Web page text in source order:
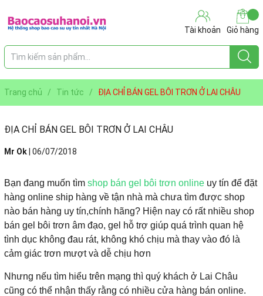
Tài khoản Giỏ hàng
Trang chủ / Tin tức / ĐỊA CHỈ BÁN GEL BÔI TRƠN Ở LAI CHÂU
ĐỊA CHỈ BÁN GEL BÔI TRƠN Ở LAI CHÂU
Mr Ok 06/07/2018
Bạn đang muốn tìm shop bán gel bôi trơn online uy tín để đặt
hàng online ship hàng về tận nhà mà chưa tìm được shop
nào bán hàng uy tín,chính hãng? Hiện nay có rất nhiều shop
bán gel bôi trơn âm đạo, gel hỗ trợ giúp quá trình quan hệ
tình dục không đau rát, không khó chịu mà thay vào đó là
cảm giác trơn mượt và dễ chịu hơn
Nhưng nếu tìm hiểu trên mạng thì quý khách ở Lai Châu
cũng có thể nhận thấy rằng có nhiều cửa hàng bán online.